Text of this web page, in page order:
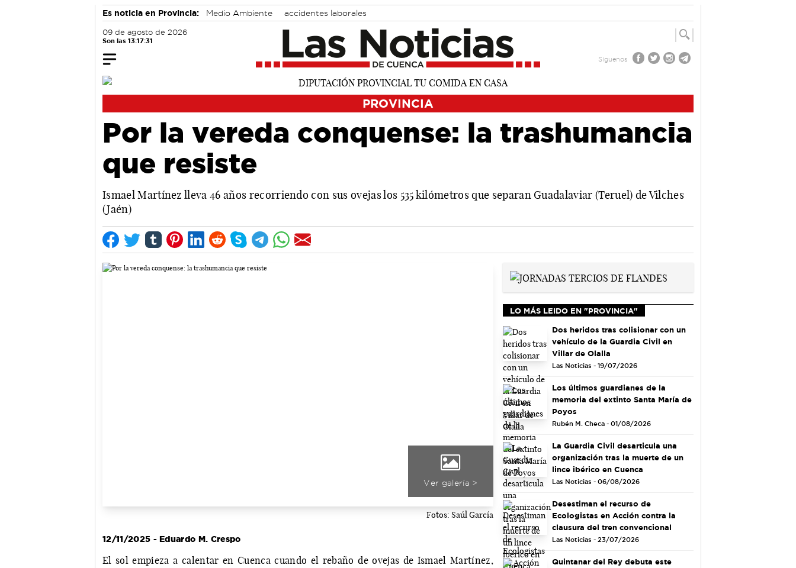
Es noticia en Provincia: Medio Ambiente accidentes laborales
09 de agosto de 2026
Son las 13:17:32
Síguenos
PROVINCIA
Por la vereda conquense: la trashumancia
que resiste
Ismael Martínez lleva 46 años recorriendo con sus ovejas los 535 kilómetros que separan Guadalaviar (Teruel) de Vilches
(Jaén)
Ver galería >
Fotos: Saúl García
12/11/2025 - Eduardo M. Crespo
El sol empieza a calentar en Cuenca cuando el rebaño de ovejas de Ismael Martínez,
LO MÁS LEIDO EN "PROVINCIA"
Dos heridos tras colisionar con un
vehículo de la Guardia Civil en
Villar de Olalla
Las Noticias - 19/07/2026
Los últimos guardianes de la
memoria del extinto Santa María de
Poyos
Rubén M. Checa - 01/08/2026
La Guardia Civil desarticula una
organización tras la muerte de un
lince ibérico en Cuenca
Las Noticias - 06/08/2026
Desestiman el recurso de
Ecologistas en Acción contra la
clausura del tren convencional
Las Noticias - 23/07/2026
Quintanar del Rey debuta este